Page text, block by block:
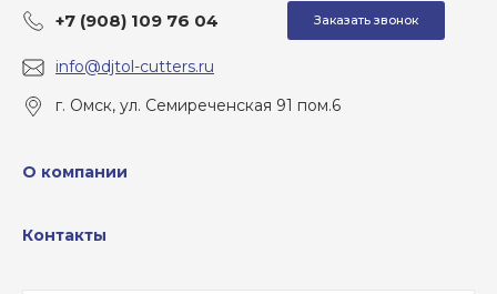
+7 (908) 109 76 04 Заказать звонок
info@djtol-cutters.ru
г. Омск, ул. Семиреченская 91 пом.6
О компании
Контакты